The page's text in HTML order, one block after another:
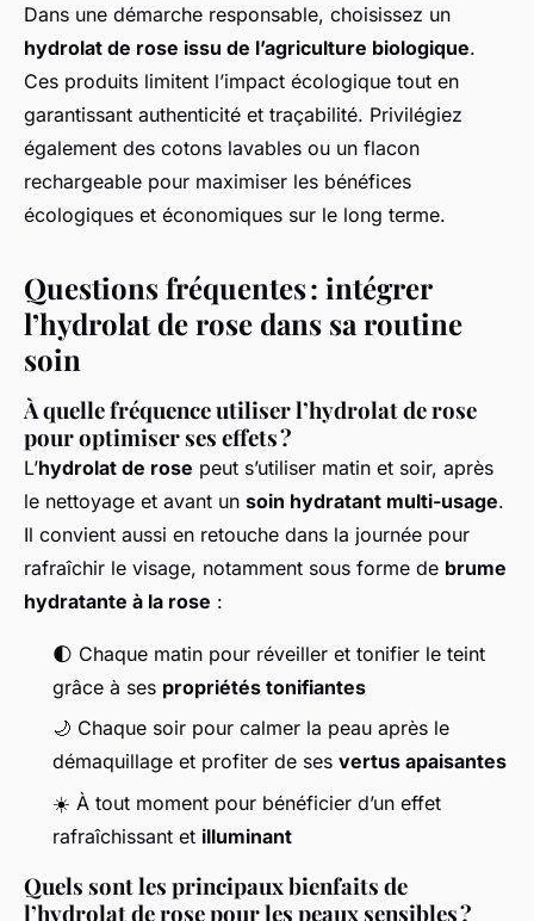
Dans une démarche responsable, choisissez un
hydrolat de rose issu de l’agriculture biologique.
Ces produits limitent l’impact écologique tout en
garantissant authenticité et traçabilité. Privilégiez
également des cotons lavables ou un flacon
rechargeable pour maximiser les bénéfices
écologiques et économiques sur le long terme.
Questions fréquentes : intégrer
l’hydrolat de rose dans sa routine
soin
À quelle fréquence utiliser l’hydrolat de rose
pour optimiser ses effets ?
L’hydrolat de rose peut s’utiliser matin et soir, après
le nettoyage et avant un soin hydratant multi-usage.
Il convient aussi en retouche dans la journée pour
rafraîchir le visage, notamment sous forme de brume
hydratante à la rose :
🌓 Chaque matin pour réveiller et tonifier le teint
grâce à ses propriétés tonifiantes
🌙 Chaque soir pour calmer la peau après le
démaquillage et profiter de ses vertus apaisantes
☀️ À tout moment pour bénéficier d’un effet
rafraîchissant et illuminant
Quels sont les principaux bienfaits de
l’hydrolat de rose pour les peaux sensibles ?